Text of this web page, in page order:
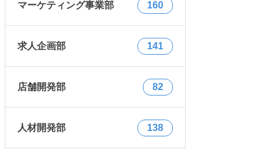
マーケティング事業部 160
求人企画部 141
店舗開発部 82
人材開発部 138